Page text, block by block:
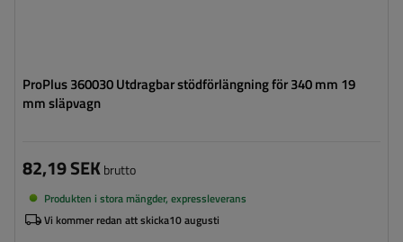
ProPlus 360030 Utdragbar stödförlängning för 340 mm 19
mm släpvagn
82,19 SEKbrutto
Produkten i stora mängder, expressleverans
Vi kommer redan att skicka10 augusti